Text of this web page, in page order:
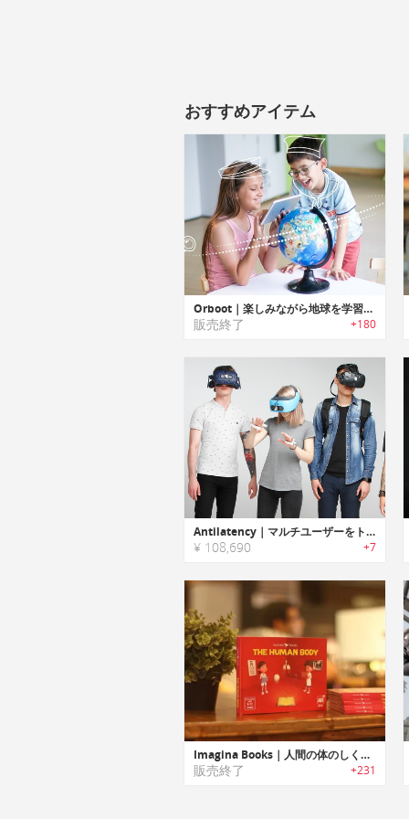
おすすめアイテム
Orboot｜楽しみながら地球を学習可能なAR（拡張現実）地球儀「オーブート」
販売終了 +180
Antilatency｜マルチユーザーをトラッキング可能なVR/ARトラッキングシステム「アンチレイテンシー」
¥ 108,690 +7
Imagina Books｜人間の体のしくみを分かりやすく学習可能なARブック「イマジナブック」
販売終了 +231